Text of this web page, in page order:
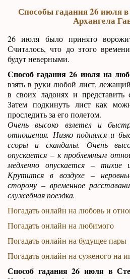
Способы гадания 26 июля
Архангела
26 июля было принято
Считалось, что до этого
будут неверными.
Способ гадания 26 июля на
взять в руки любой лист,
в своих ладонях и
Затем подкинуть лист как
проследить за его полетом.
Очень высоко взлетел и
отношения. Низко поднялся и
ссоры и скандалы. Очень
опускается – к проблемным
медленно опускается – тихие
Крутится в воздухе –
сторону – временное
служебная поездка.
Погадать онлайн на любовь и
Погадать онлайн на любимого
Погадать онлайн на будущее пары
Погадать онлайн на суженого на
Способ гадания 26 июля в